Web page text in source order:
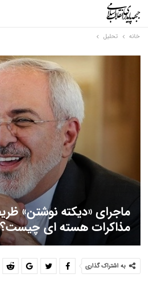
خانه تحلیل
ماجرای «دیکته نوشتن»
مذاکرات هسته ای چیست؟
به اشتراک گذاری